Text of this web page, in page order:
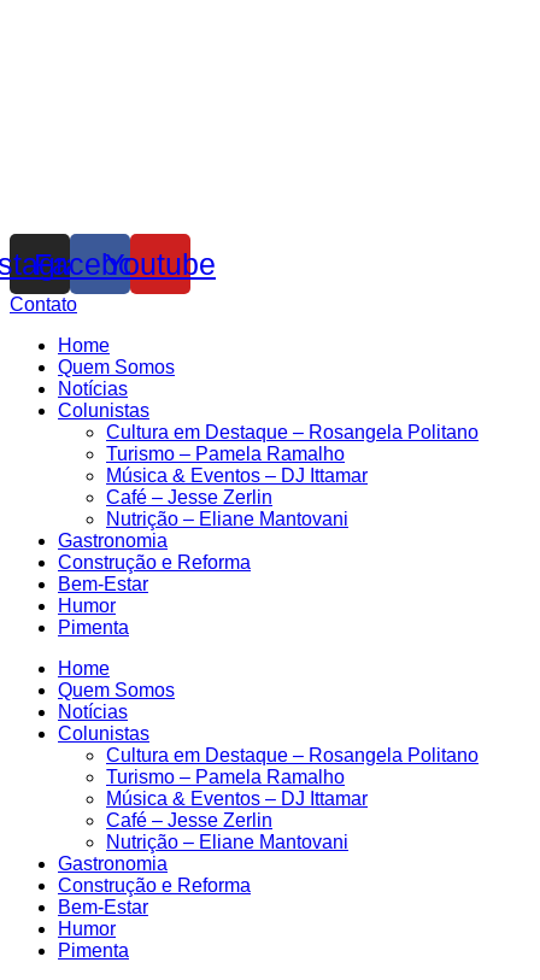
Facebook
Youtube
Contato
Home
Quem Somos
Notícias
Colunistas
Cultura em Destaque – Rosangela Politano
Turismo – Pamela Ramalho
Música & Eventos – DJ Ittamar
Café – Jesse Zerlin
Nutrição – Eliane Mantovani
Gastronomia
Construção e Reforma
Bem-Estar
Humor
Pimenta
Home
Quem Somos
Notícias
Colunistas
Cultura em Destaque – Rosangela Politano
Turismo – Pamela Ramalho
Música & Eventos – DJ Ittamar
Café – Jesse Zerlin
Nutrição – Eliane Mantovani
Gastronomia
Construção e Reforma
Bem-Estar
Humor
Pimenta